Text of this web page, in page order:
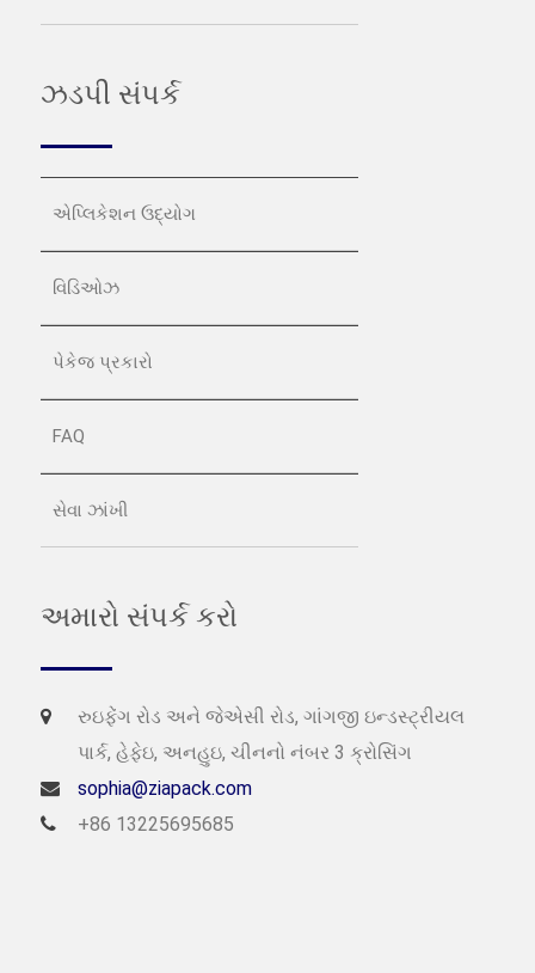
ઝડપી સંપર્ક
એપ્લિકેશન ઉદ્યોગ
વિડિઓઝ
પેકેજ પ્રકારો
FAQ
સેવા ઝાંખી
અમારો સંપર્ક કરો
રુઇફેંગ રોડ અને જેએસી રોડ, ગાંગજી ઇન્ડસ્ટ્રીયલ
પાર્ક, હેફેઇ, અનહુઇ, ચીનનો નંબર 3 ક્રોસિંગ
sophia@ziapack.com
+86 13225695685